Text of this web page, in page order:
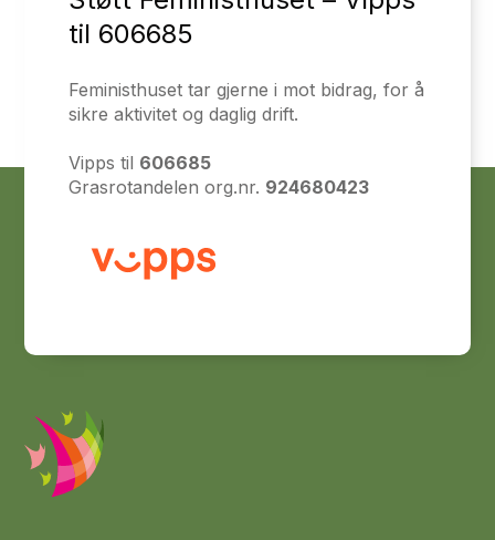
til 606685
Feministhuset tar gjerne i mot bidrag, for å
sikre aktivitet og daglig drift.
Vipps til 606685
Grasrotandelen org.nr. 924680423